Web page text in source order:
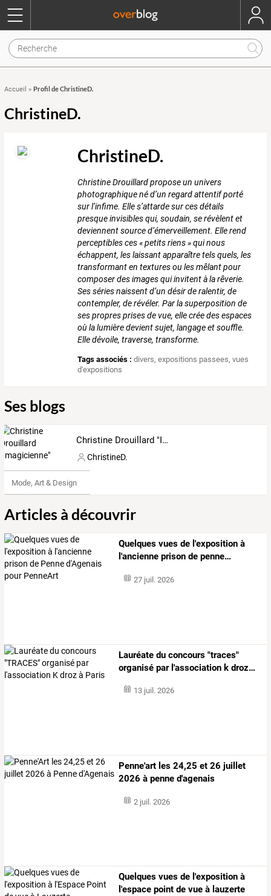
Accueil » Profil de ChristineD.
ChristineD.
ChristineD.
Christine Drouillard propose un univers
photographique né d’un regard attentif porté
sur l’infime. Elle s’attarde sur ces détails
presque invisibles qui, soudain, se révèlent et
deviennent source d’émerveillement. Elle rend
perceptibles ces « petits riens » qui nous
échappent, les laissant apparaître tels quels, les
transformant en textures ou les mêlant pour
composer des images qui invitent à la rêverie.
Ses séries naissent d’un désir de ralentir, de
contempler, de révéler. Par la superposition de
ses propres prises de vue, elle crée des espaces
où la lumière devient sujet, langage et souffle.
Elle dévoile, traverse, transforme.
Tags associés : divers,expositions passees,vues
d'expositions
Ses blogs
Christine Drouillard "Imagicienne"
ChristineD.
Mode, Art & Design
Articles à découvrir
Quelques vues de l'exposition à
l'ancienne prison de penne…
27 juil. 2026
Lauréate du concours "traces"
organisé parl'association k droz…
13 juil. 2026
Penne'art les 24,25 et 26 juillet
2026 à penne d'agenais
2 juil. 2026
Quelques vues de l'exposition à
l'espace point de vue à lauzerte